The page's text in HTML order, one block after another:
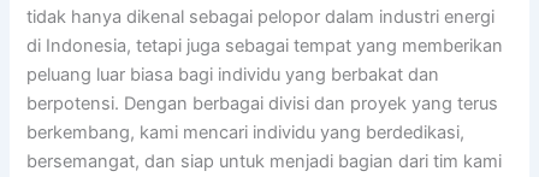
tidak hanya dikenal sebagai pelopor dalam industri energi
di Indonesia, tetapi juga sebagai tempat yang memberikan
peluang luar biasa bagi individu yang berbakat dan
berpotensi. Dengan berbagai divisi dan proyek yang terus
berkembang, kami mencari individu yang berdedikasi,
bersemangat, dan siap untuk menjadi bagian dari tim kami